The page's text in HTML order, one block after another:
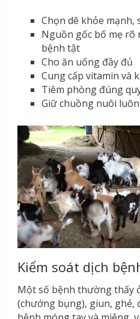
Chọn dê khỏe mạnh,
Nguồn gốc bố mẹ rõ
bệnh tật
Cho ăn uống đầy đủ
Cung cấp vitamin và
Tiêm phòng đúng
Giữ chuồng nuôi
Kiểm soát dịch
Một số bệnh thường thấy
(chướng bụng), giun, ghẻ,